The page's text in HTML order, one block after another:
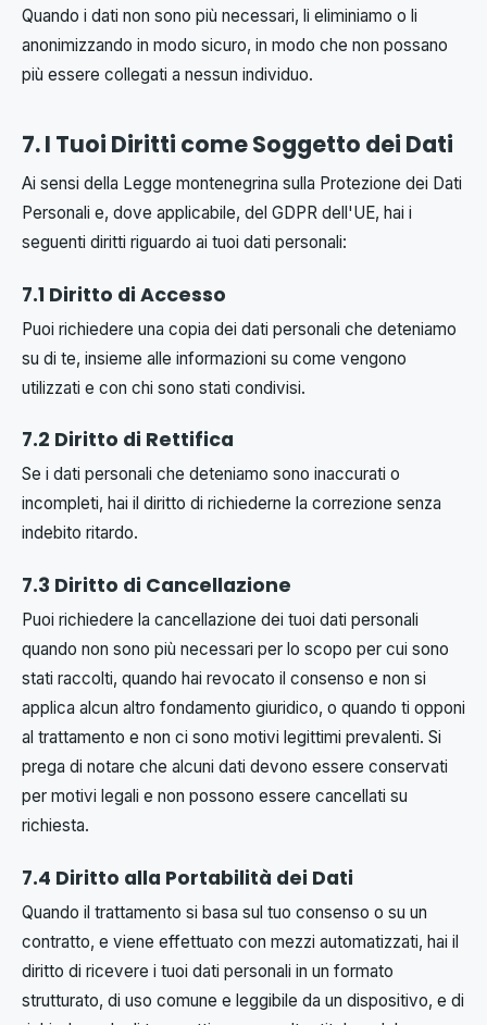
Quando i dati non sono più necessari, li eliminiamo o li
anonimizzando in modo sicuro, in modo che non possano
più essere collegati a nessun individuo.
7. I Tuoi Diritti come Soggetto dei Dati
Ai sensi della Legge montenegrina sulla Protezione dei Dati
Personali e, dove applicabile, del GDPR dell'UE, hai i
seguenti diritti riguardo ai tuoi dati personali:
7.1 Diritto di Accesso
Puoi richiedere una copia dei dati personali che deteniamo
su di te, insieme alle informazioni su come vengono
utilizzati e con chi sono stati condivisi.
7.2 Diritto di Rettifica
Se i dati personali che deteniamo sono inaccurati o
incompleti, hai il diritto di richiederne la correzione senza
indebito ritardo.
7.3 Diritto di Cancellazione
Puoi richiedere la cancellazione dei tuoi dati personali
quando non sono più necessari per lo scopo per cui sono
stati raccolti, quando hai revocato il consenso e non si
applica alcun altro fondamento giuridico, o quando ti opponi
al trattamento e non ci sono motivi legittimi prevalenti. Si
prega di notare che alcuni dati devono essere conservati
per motivi legali e non possono essere cancellati su
richiesta.
7.4 Diritto alla Portabilità dei Dati
Quando il trattamento si basa sul tuo consenso o su un
contratto, e viene effettuato con mezzi automatizzati, hai il
diritto di ricevere i tuoi dati personali in un formato
strutturato, di uso comune e leggibile da un dispositivo, e di